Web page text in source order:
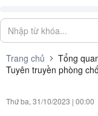
Trang chủ Tổng
Tuyên truyền phòng
Thứ ba, 31/10/2023 | 00:00